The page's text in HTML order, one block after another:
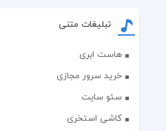
تبلیغات متنی
هاست ابری
خرید سرور مجازی
سئو سایت
کاشی استخری